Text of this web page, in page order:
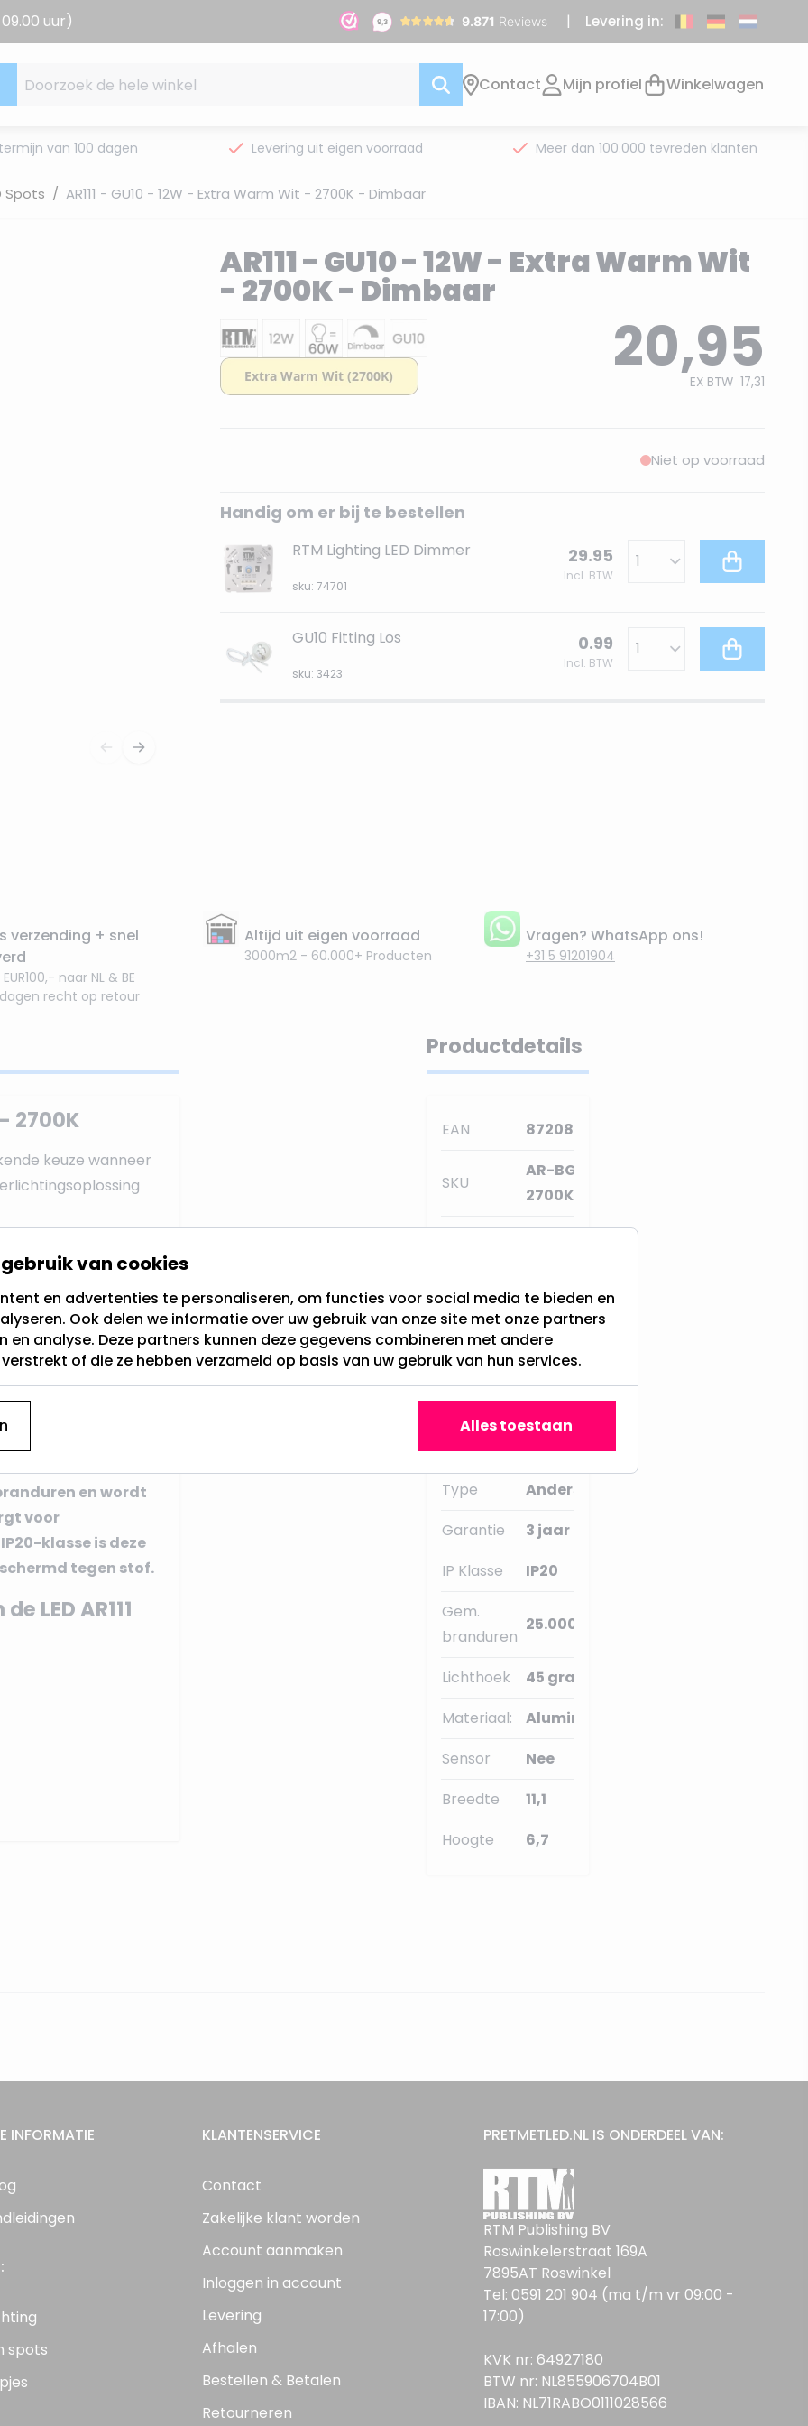
uur) Levering in:
Contact Mijn profiel Winkelwagen
van 100 dagen Levering uit eigen voorraad Meer dan 100.000 tevreden klanten
Spots / AR111 - GU10 - 12W - Extra Warm Wit - 2700K - Dimbaar
AR111 - GU10 - 12W - Extra Warm Wit
- 2700K - Dimbaar
20,95
EX BTW 17,31
Niet op voorraad
Handig om er bij te bestellen
RTM Lighting LED Dimmer
sku: 74701
29.95
Incl. BTW
GU10 Fitting Los
sku: 3423
0.99
Incl. BTW
verzending + snel
naar NL & BE
dagen recht op retour
Altijd uit eigen voorraad
3000m2 - 60.000+ Producten
Vragen? WhatsApp ons!
+31 5 91201904
2700K
keuze wanneer
van
duurzaam
heeft een
hij compact en
is dat hij
naar je eigen
sfeerverlichting.
en wordt
voor
IP20-klasseis deze
tegen stof.
LED AR111
Productdetails
EAN 8720847138156
SKU
AR-BG12D-
2700K
Lichtkleur
Wit - 2700K
Dimbaar
Ja, met
dimmer
Lumen:
840LM
Type
Anders
Garantie
3 jaar
IP Klasse
IP20
Gem.
branduren
25.000
Lichthoek
45 graden
Materiaal:
Aluminium
Sensor
Nee
Breedte
11,1
Hoogte
6,7
INFORMATIE
spots
KLANTENSERVICE
Contact
Zakelijke klant worden
Account aanmaken
Inloggen in account
Levering
Afhalen
Bestellen & Betalen
Retourneren
PRETMETLED.NL IS ONDERDEEL VAN:
RTM Publishing BV
Roswinkelerstraat 169A
7895AT Roswinkel
Tel: 0591 201 904 (ma t/m vr 09:00 -
17:00)
KVK nr: 64927180
BTW nr: NL855906704B01
IBAN: NL71RABO0111028566
van cookies
en advertenties te personaliseren, om functies voor social media te bieden en
Ook delen we informatie over uw gebruik van onze site met onze partners
analyse. Deze partners kunnen deze gegevens combineren met andere
of die ze hebben verzameld op basis van uw gebruik van hun services.
Alles toestaan